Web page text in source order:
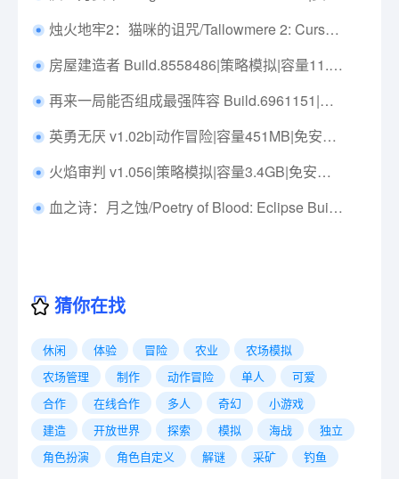
烛火地牢2：猫咪的诅咒/Tallowmere 2: Curse of the Kittens Build.19799156|动作冒险|容量250M|免安装绿色中文版|支持键盘.鼠标.手柄
房屋建造者 Build.8558486|策略模拟|容量11.7GB|免安装绿色中文版|支持键盘.鼠标
再来一局能否组成最强阵容 Build.6961151|策略模拟|容量67MB|免安装绿色中文版|支持键盘.鼠标
英勇无厌 v1.02b|动作冒险|容量451MB|免安装绿色中文版|支持键盘.鼠标.手柄
火焰审判 v1.056|策略模拟|容量3.4GB|免安装绿色中文版|支持键盘.鼠标.手柄
血之诗：月之蚀/Poetry of Blood: Eclipse Build.15939449|动作冒险|容量6.6GB|免安装绿色中文版|支持键盘.鼠标.手柄
猜你在找
休闲 体验 冒险 农业
农场模拟
农场管理
制作 动作冒险 单人
可爱
合作
在线合作 多人 奇幻
小游戏
建造
开放世界 探索 模拟 海战
独立
角色扮演
角色自定义 解谜 采矿 钓鱼